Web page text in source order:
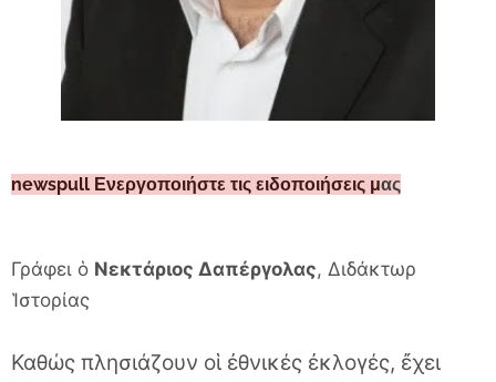
newspull Ενεργοποιήστε τις ειδοποιήσεις μας
Γράφει ὁ Νεκτάριος Δαπέργολας, Διδάκτωρ
Ἱστορίας
Καθώς πλησιάζουν οἱ ἐθνικές ἐκλογές, ἔχει